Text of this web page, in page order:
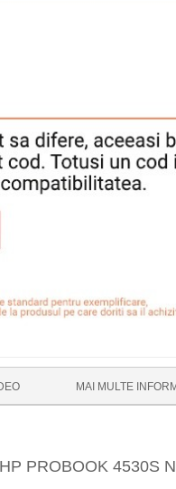
MAI MULTE
PROBOOK 4530S